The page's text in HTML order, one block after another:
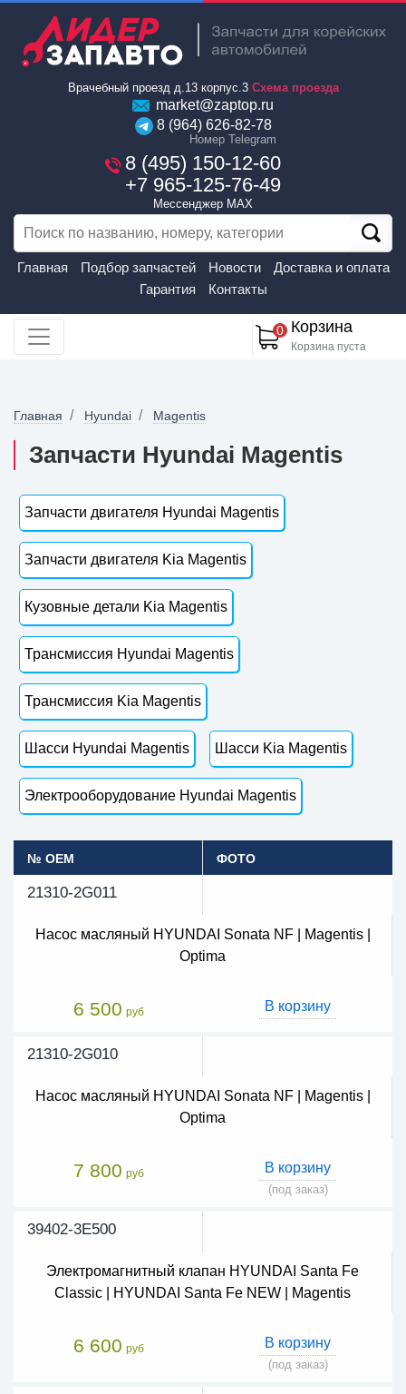
Врачебный проезд д.13 корпус.3 Схема проезда
market@zaptop.ru
8 (964) 626-82-78
Номер Telegram
8 (495) 150-12-60
+7 965-125-76-49
Мессенджер MAX
Главная Подбор запчастей Новости
Доставка и оплата
Гарантия
Контакты
0 Корзина
Корзина пуста
Главная Hyundai Magentis
Запчасти Hyundai Magentis
Запчасти двигателя Hyundai Magentis
Запчасти двигателя Kia Magentis
Кузовные детали Kia Magentis
Трансмиссия Hyundai Magentis
Трансмиссия Kia Magentis
Шасси Hyundai Magentis Шасси Kia Magentis
Электрооборудование Hyundai Magentis
№ OEM ФОТО
21310-2G011
Насос масляный HYUNDAI Sonata NF | Magentis |
Optima
6 500 руб В корзину
21310-2G010
Насос масляный HYUNDAI Sonata NF | Magentis |
Optima
7 800 руб В корзину
(под заказ)
39402-3E500
Электромагнитный клапан HYUNDAI Santa Fe
Classic | HYUNDAI Santa Fe NEW | Magentis
6 600 руб В корзину
(под заказ)